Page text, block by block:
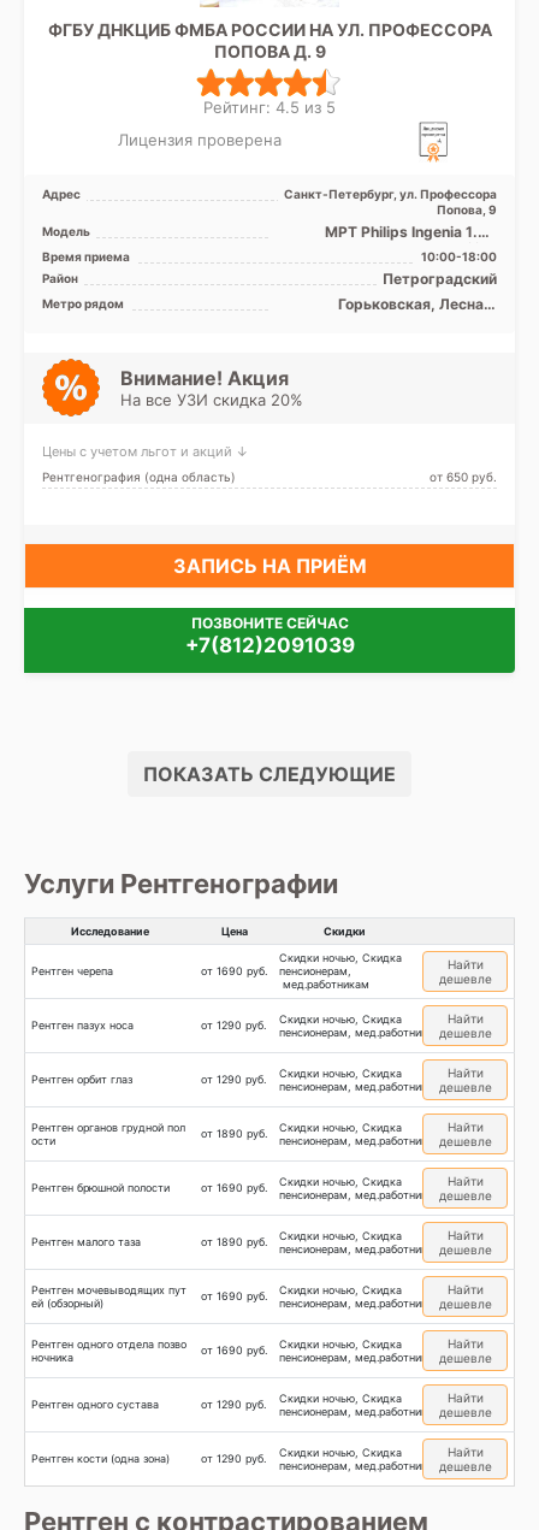
ФГБУ ДНКЦИБ ФМБА РОССИИ НА УЛ. ПРОФЕССОРА
ПОПОВА Д. 9
Рейтинг: 4.5 из 5
Лицензия проверена
Адрес
Санкт-Петербург, ул. Профессора
Попова, 9
Модель
МРТ Philips Ingenia 1.5Т
закрытый тип, КТ Philips
Ingenuity 128 срезов
Время приема
10:00-18:00
Район
Петроградский
Метро рядом
Горьковская, Лесная,
Внимание! Акция
На все УЗИ скидка 20%
Цены с учетом льгот и акций ↓
Рентгенография (одна область) от 650 pуб.
ЗАПИСЬ НА ПРИЁМ
ПОЗВОНИТЕ СЕЙЧАС
+7(812)2091039
ПОКАЗАТЬ СЛЕДУЮЩИЕ
Услуги Рентгенографии
Исследование Цена Скидки
Рентген черепа от 1690 руб.
Скидки ночью, Скидка
пенсионерам,
мед.работникам
Найти
дешевле
Рентген пазух носа от 1290 руб.
Скидки ночью, Скидка
пенсионерам, мед.работникам
Найти
дешевле
Рентген орбит глаз от 1290 руб.
Скидки ночью, Скидка
пенсионерам, мед.работникам
Найти
дешевле
Рентген органов грудной пол
ости
от 1890 руб.
Скидки ночью, Скидка
пенсионерам, мед.работникам
Найти
дешевле
Рентген брюшной полости от 1690 руб.
Скидки ночью, Скидка
пенсионерам, мед.работникам
Найти
дешевле
Рентген малого таза от 1890 руб.
Скидки ночью, Скидка
пенсионерам, мед.работникам
Найти
дешевле
Рентген мочевыводящих пут
ей (обзорный)
от 1690 руб.
Скидки ночью, Скидка
пенсионерам, мед.работникам
Найти
дешевле
Рентген одного отдела позво
ночника
от 1690 руб.
Скидки ночью, Скидка
пенсионерам, мед.работникам
Найти
дешевле
Рентген одного сустава от 1290 руб.
Скидки ночью, Скидка
пенсионерам, мед.работникам
Найти
дешевле
Рентген кости (одна зона) от 1290 руб.
Скидки ночью, Скидка
пенсионерам, мед.работникам
Найти
дешевле
Рентген с контрастированием